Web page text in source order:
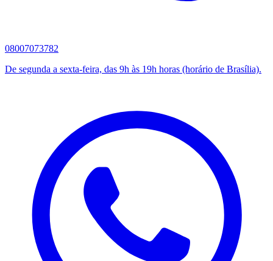
08007073782
De segunda a sexta-feira, das 9h às 19h horas (horário de Brasília).